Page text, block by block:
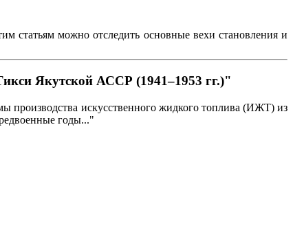
статьям можно отследить основные вехи становления и
Якутской АССР (1941–1953 гг.)"
производства искусственного жидкого топлива (ИЖТ) из
годы..."